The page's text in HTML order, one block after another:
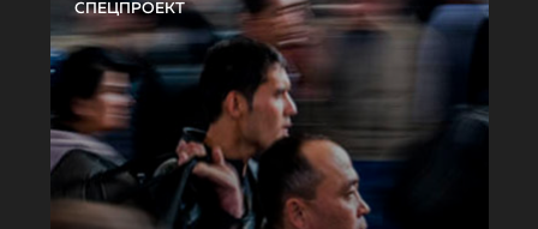
СПЕЦПРОЕКТ